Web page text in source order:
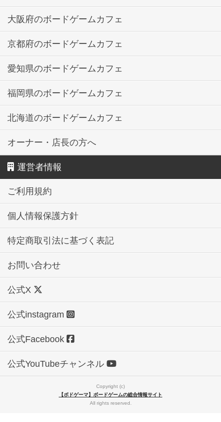
大阪府のボードゲームカフェ
京都府のボードゲームカフェ
愛知県のボードゲームカフェ
福岡県のボードゲームカフェ
北海道のボードゲームカフェ
オーナー・店長の方へ
運営者情報
ご利用規約
個人情報保護方針
特定商取引法に基づく表記
お問い合わせ
公式X
公式instagram
公式Facebook
公式YouTubeチャンネル
Copyright (c)
【ボドゲーマ】ボードゲームの総合情報サイト
All rights reserved.